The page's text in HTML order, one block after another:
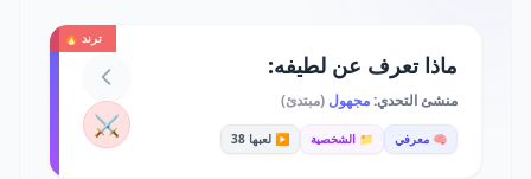
ترند 🔥
ماذا تعرف عن لطيفه:
منشئ التحدي:مجهول (مبتدئ)
🧠 معرفي 📁 الشخصية ▶️ لعبها 38 ⚔️